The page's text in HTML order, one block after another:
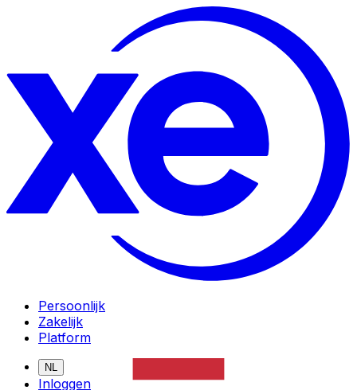
Persoonlijk
Zakelijk
Platform
NL
Inloggen